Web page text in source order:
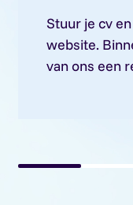
Stuur je cv
website.
van ons een